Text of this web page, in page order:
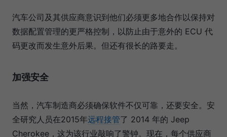
汽车公司及其供应商意识到他们必须更多地合作以保持对
数据配置管理的更严格控制，以防止由于意外的 ECU 代
码更改而发生意外后果。但还有很长的路要走。
加强安全
当然，汽车制造商必须确保软件不仅可靠，还要安全。安
全研究人员在2015年远程接管了 2014 年的 Jeep
Cherokee，这为该行业敲响了警钟。现在，每个供应商